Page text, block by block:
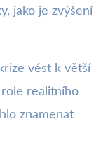
jako je zvýšení
vést k větší
realitního
znamenat